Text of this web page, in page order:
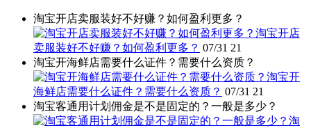
淘宝开店卖服装好不好赚？如何盈利更多？
淘宝开店
卖服装好不好赚？如何盈利更多？ 07/31 21
淘宝开海鲜店需要什么证件？需要什么资质？
淘宝开
海鲜店需要什么证件？需要什么资质？ 07/31 21
淘宝客通用计划佣金是不是固定的？一般是多少？
淘